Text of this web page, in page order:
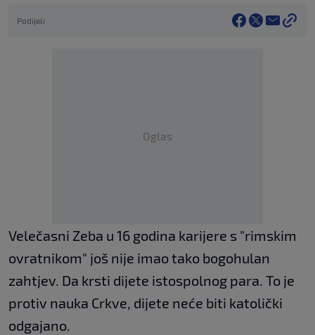
Podijeli
Oglas
Velečasni Zeba u 16 godina karijere s "rimskim
ovratnikom" još nije imao tako bogohulan
zahtjev. Da krsti dijete istospolnog para. To je
protiv nauka Crkve, dijete neće biti katolički
odgajano.